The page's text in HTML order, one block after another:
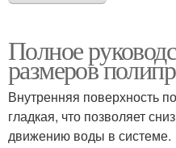
Полное
размеров
Внутренняя поверхность
гладкая, что позволяет
движению воды в системе.